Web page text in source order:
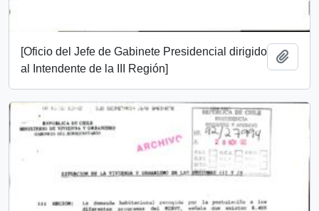
[Oficio del Jefe de Gabinete Presidencial dirigido
al Intendente de la III Región]